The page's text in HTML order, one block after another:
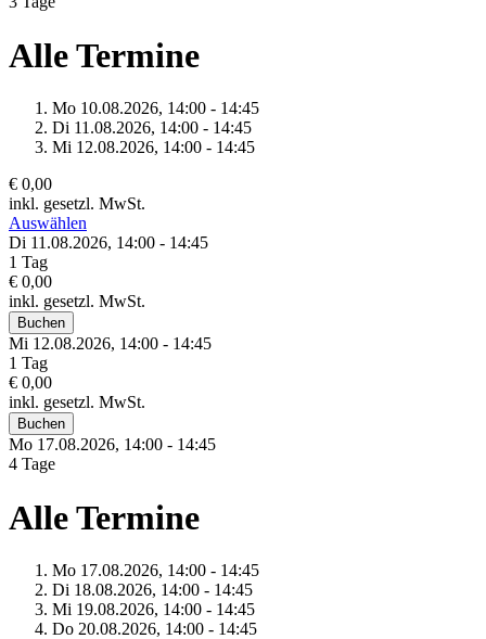
Alle Termine
Mo 10.08.2026, 14:00 - 14:45
Di 11.08.2026, 14:00 - 14:45
Mi 12.08.2026, 14:00 - 14:45
€ 0,00
inkl. gesetzl. MwSt.
Auswählen
Di 11.08.2026, 14:00 - 14:45
1 Tag
€ 0,00
inkl. gesetzl. MwSt.
Buchen
Mi 12.08.2026, 14:00 - 14:45
1 Tag
€ 0,00
inkl. gesetzl. MwSt.
Buchen
Mo 17.08.2026, 14:00 - 14:45
4 Tage
Alle Termine
Mo 17.08.2026, 14:00 - 14:45
Di 18.08.2026, 14:00 - 14:45
Mi 19.08.2026, 14:00 - 14:45
Do 20.08.2026, 14:00 - 14:45